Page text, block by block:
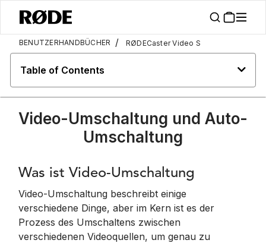
BENUTZERHANDBÜCHER / RØDECaster Video S
Table of Contents
Video-Umschaltung und Auto-
Umschaltung
Was ist Video-Umschaltung
Video-Umschaltung beschreibt einige
verschiedene Dinge, aber im Kern ist es der
Prozess des Umschaltens zwischen
verschiedenen Videoquellen, um genau zu